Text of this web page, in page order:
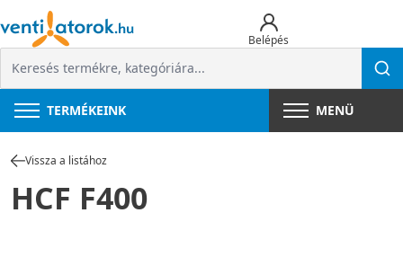
Belépés
TERMÉKEINK MENÜ
Vissza a listához
HCF F400